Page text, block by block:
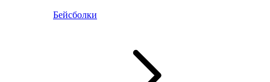
Бейсболки